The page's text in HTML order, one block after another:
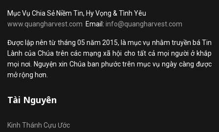
Mục Vụ Chia Sẻ Niềm Tin, Hy Vọng & Tình Yêu
www.quangharvest.com Email: info@quangharvest.com
Được lập nên từ tháng 05 năm 2015, là mục vụ nhằm truyền bá Tin
Lành của Chúa trên các mạng xã hội cho tất cả mọi người ở khắp
mọi nơi. Nguyện xin Chúa ban phước trên mục vụ ngày càng được
mở rộng hơn.
Tài Nguyên
Kinh Thánh Cựu Ước